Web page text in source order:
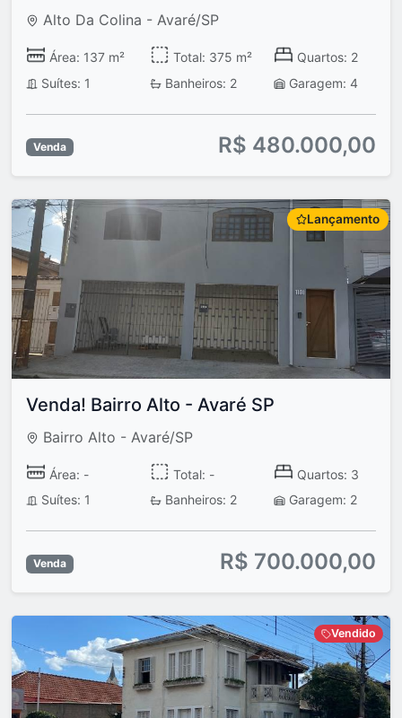
Alto Da Colina - Avaré/SP
Área: 137 m² Total: 375 m²
Quartos: 2
Suítes: 1
Banheiros: 2 Garagem: 4
Venda R$ 480.000,00
Lançamento
Venda! Bairro Alto - Avaré SP
Bairro Alto - Avaré/SP
Área: - Total: -
Quartos: 3
Suítes: 1
Banheiros: 2 Garagem: 2
Venda R$ 700.000,00
Vendido